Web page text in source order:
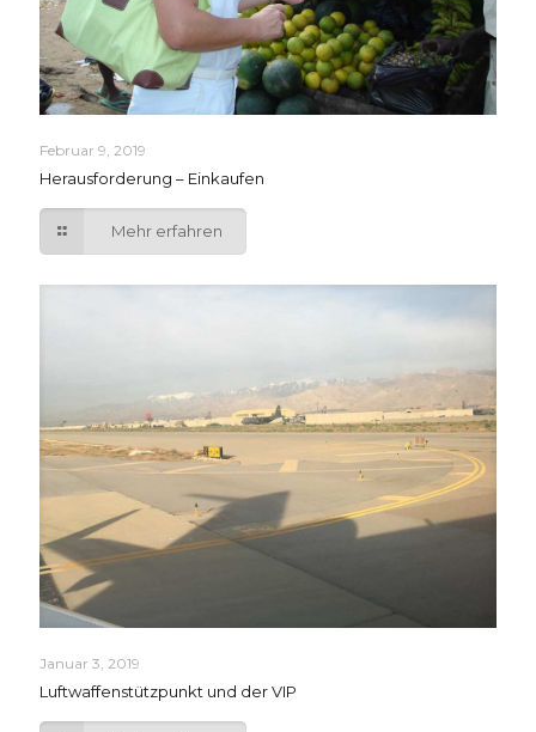
Februar 9, 2019
Herausforderung – Einkaufen
Mehr erfahren
Januar 3, 2019
Luftwaffenstützpunkt und der VIP